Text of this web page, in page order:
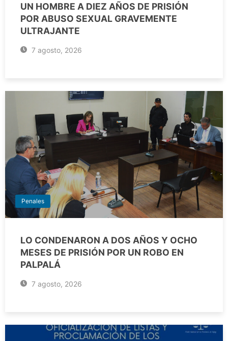
UN HOMBRE A DIEZ AÑOS DE PRISIÓN
POR ABUSO SEXUAL GRAVEMENTE
ULTRAJANTE
7 agosto, 2026
Penales
LO CONDENARON A DOS AÑOS Y OCHO
MESES DE PRISIÓN POR UN ROBO EN
PALPALÁ
7 agosto, 2026